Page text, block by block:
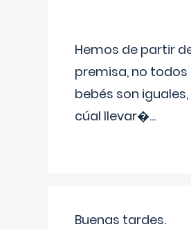
Hemos de partir
premisa, no todos
bebés son
cúal llevar�...
Buenas tardes.